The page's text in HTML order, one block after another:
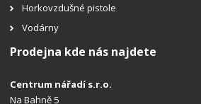
Horkovzdušné pistole
Vodárny
Prodejna kde nás najdete
Centrum nářadí s.r.o.
Na Bahně 5